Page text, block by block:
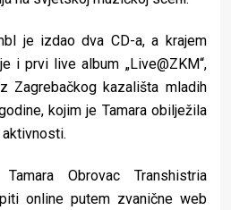
je izdao dva CD-a, a krajem
i prvi live album „Live@ZKM“,
Zagrebačkog kazališta mladih
kojim je Tamara obilježila
Obrovac Transhistria
online putem zvanične web